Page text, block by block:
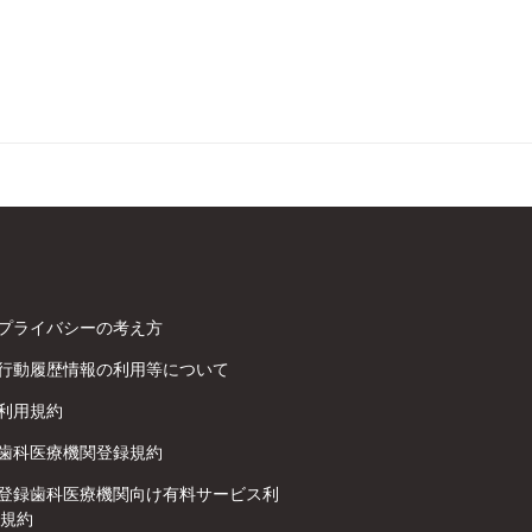
ライバシーの考え方
動履歴情報の利用等について
用規約
科医療機関登録規約
録歯科医療機関向け有料サービス利
約